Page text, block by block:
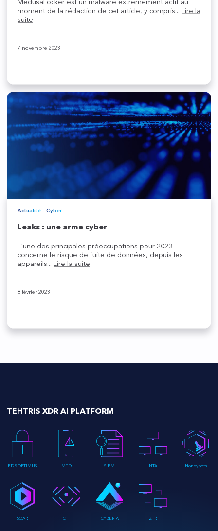
moment de la rédaction de cet article, y compris... Lire la
suite
7 novembre 2023
Actualité Cyber
Leaks : une arme cyber
L'une des principales préoccupations pour 2023
concerne le risque de fuite de données, depuis les
appareils... Lire la suite
8 février 2023
TEHTRIS XDR AI PLATFORM
EDR OPTIMUS MTD SIEM NTA Honeypots
SOAR CTI CYBERIA ZTR